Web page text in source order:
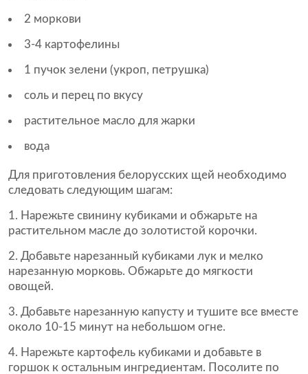
2 моркови
3-4 картофелины
1 пучок зелени (укроп, петрушка)
соль и перец по вкусу
растительное масло для жарки
вода
Для приготовления белорусских щей необходимо
следовать следующим шагам:
Нарежьте свинину кубиками и обжарьте на
растительном масле до золотистой корочки.
Добавьте нарезанный кубиками лук и мелко
нарезанную морковь. Обжарьте до мягкости
овощей.
Добавьте нарезанную капусту и тушите все вместе
около 10-15 минут на небольшом огне.
Нарежьте картофель кубиками и добавьте в
горшок к остальным ингредиентам. Посолите по